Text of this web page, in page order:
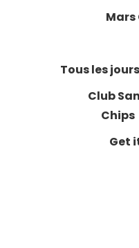
Mars
Tous les
Club
Get